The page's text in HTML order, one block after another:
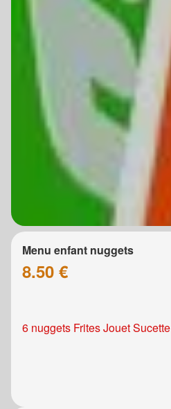
Menu enfant nuggets
8.50 €
6 nuggets Frites Jouet Sucette